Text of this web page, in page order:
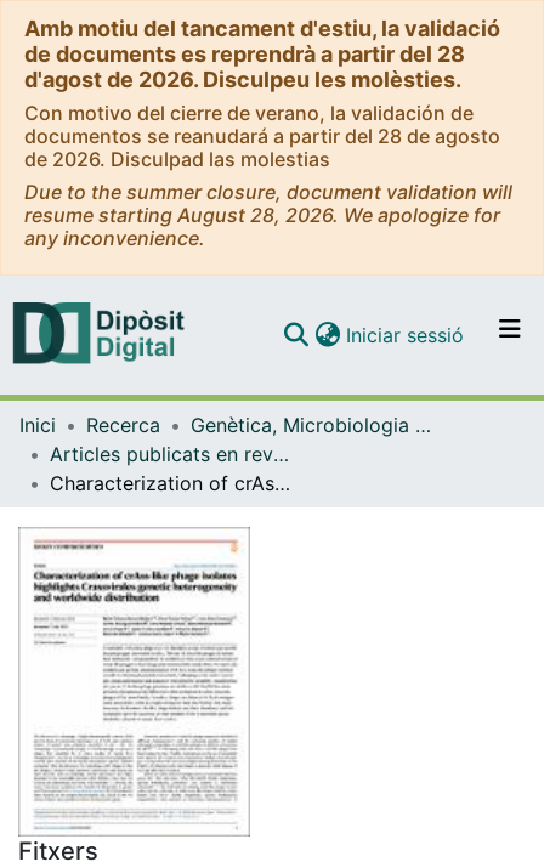
Amb motiu del tancament d'estiu, la validació
de documents es reprendrà a partir del 28
d'agost de 2026. Disculpeu les molèsties.
Con motivo del cierre de verano, la validación de
documentos se reanudará a partir del 28 de agosto
de 2026. Disculpad las molestias
Due to the summer closure, document validation will
resume starting August 28, 2026. We apologize for
any inconvenience.
Navega per tot el DD
Com publicar
Iniciar sessió (current)
Inici Recerca
Genètica, Microbiologia i Estadística
Articles publicats en revistes (Genètica, Microbiologia i Estadística)
Characterization of crAss-like phage isolates highlights Crassvirales genetic heterogeneity and worldwide distribution
Fitxers